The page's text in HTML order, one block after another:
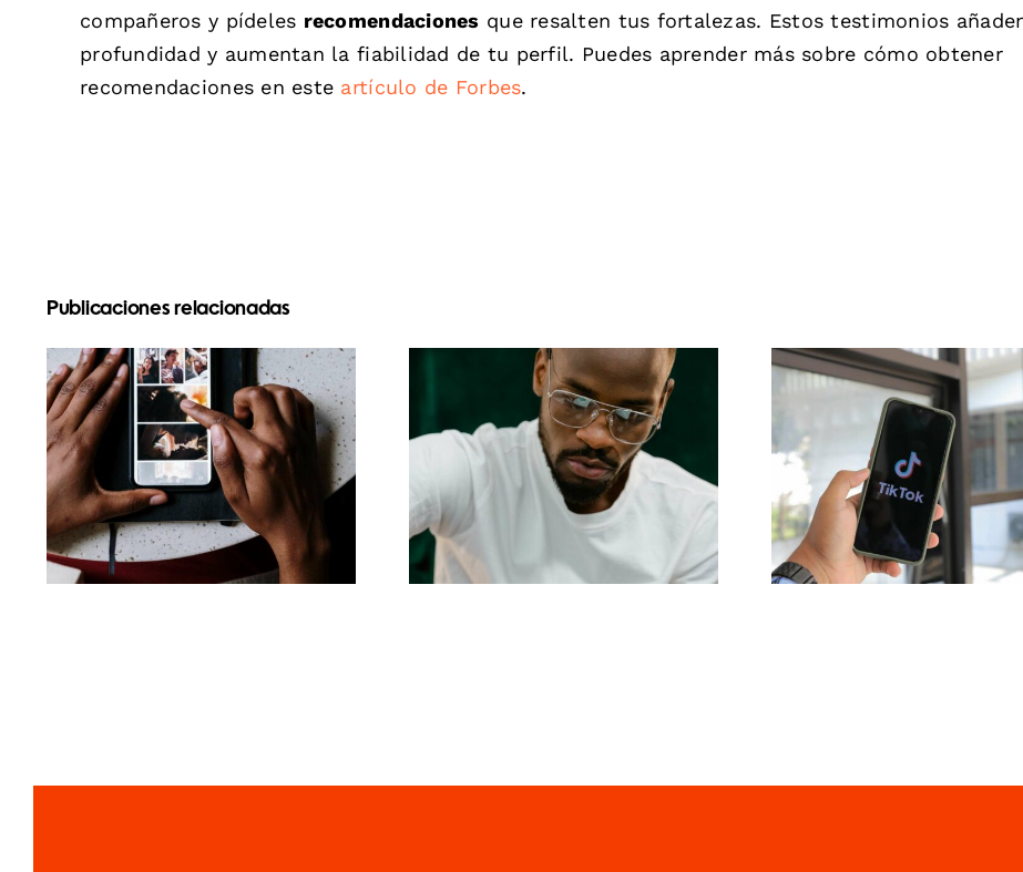
compañeros y pídeles recomendaciones que resalten tus fortalezas. Estos testimonios
profundidad y aumentan la fiabilidad de tu perfil. Puedes aprender más sobre cómo obtener
recomendaciones en este artículo de Forbes.
Publicaciones relacionadas
Las mejores apps
para animar fotos y
crear publicaciones
atractivas en
Facebook
Las 17 mejores
estrategias
avanzadas para
mejorar la
comprensión del
algoritmo de TikTok
Maximizar el
Herramientas
efectivas de
publicación
para 2024